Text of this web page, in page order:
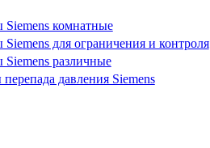
Siemens комнатные
Siemens для ограничения и контроля
Siemens различные
перепада давления Siemens